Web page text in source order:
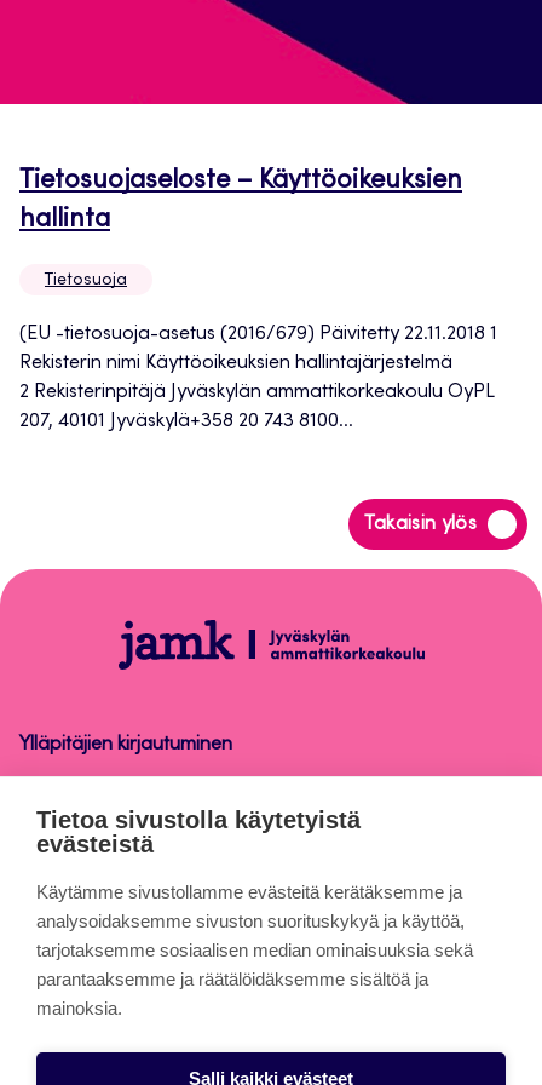
Tietosuojaseloste – Käyttöoikeuksien
hallintaAvautuu
välilehteen
Tietosuoja
(EU -tietosuoja-asetus (2016/679) Päivitetty 22.11.2018 1
Rekisterin nimi Käyttöoikeuksien hallintajärjestelmä
2 Rekisterinpitäjä Jyväskylän ammattikorkeakoulu OyPL
207, 40101 Jyväskylä+358 20 743 8100...
Takaisin ylös
Siirry
takaisin
Tietosuoja
Ylläpitäjien kirjautuminen
Tietosuoja
Tietoa sivuista
Evästeet
Saavutettavuusseloste
Tietosuojaseloste
Tietoa sivustolla käytetyistä
evästeistä
Käytämme sivustollamme evästeitä kerätäksemme ja
analysoidaksemme sivuston suorituskykyä ja käyttöä,
tarjotaksemme sosiaalisen median ominaisuuksia sekä
parantaaksemme ja räätälöidäksemme sisältöä ja
mainoksia.
Salli kaikki evästeet